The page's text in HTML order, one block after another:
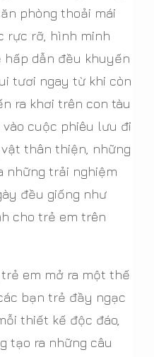
phòng thoải mái
rực rỡ, hình minh
hấp dẫn đều khuyến
tươi ngay từ khi còn
ra khơi trên con tàu
cuộc phiêu lưu đi
thân thiện, những
những trải nghiệm
đều giống như
cho trẻ em trên
em mở ra một thế
bạn trẻ đầy ngạc
thiết kế độc đáo,
tạo ra những câu